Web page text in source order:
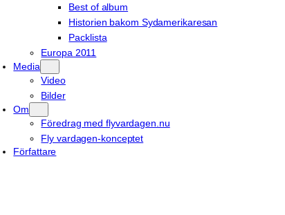
Best of album
Historien bakom Sydamerikaresan
Packlista
Europa 2011
Media
Video
Bilder
Om
Föredrag med flyvardagen.nu
Fly vardagen-konceptet
Författare